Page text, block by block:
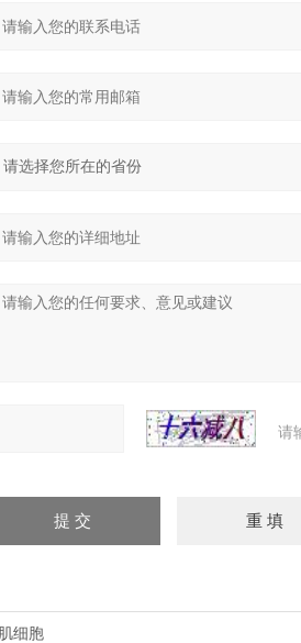
请
细胞